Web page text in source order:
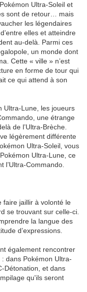
Ultra-Soleil et
sont de retour… mais
les légendaires
elles et atteindre
au-delà. Parmi ces
un monde dont
Cette « ville » n’est
en forme de tour qui
ce qui attend à son
Ultra-Lune, les joueurs
une étrange
de l’Ultra-Brèche.
légèrement différente
Ultra-Soleil, vous
Ultra-Lune, ce
l’Ultra-Commando.
faire jaillir à volonté le
se trouvant sur celle-ci.
la langue des
d’expressions.
également rencontrer
dans Pokémon Ultra-
Détonation, et dans
qu'ils seront